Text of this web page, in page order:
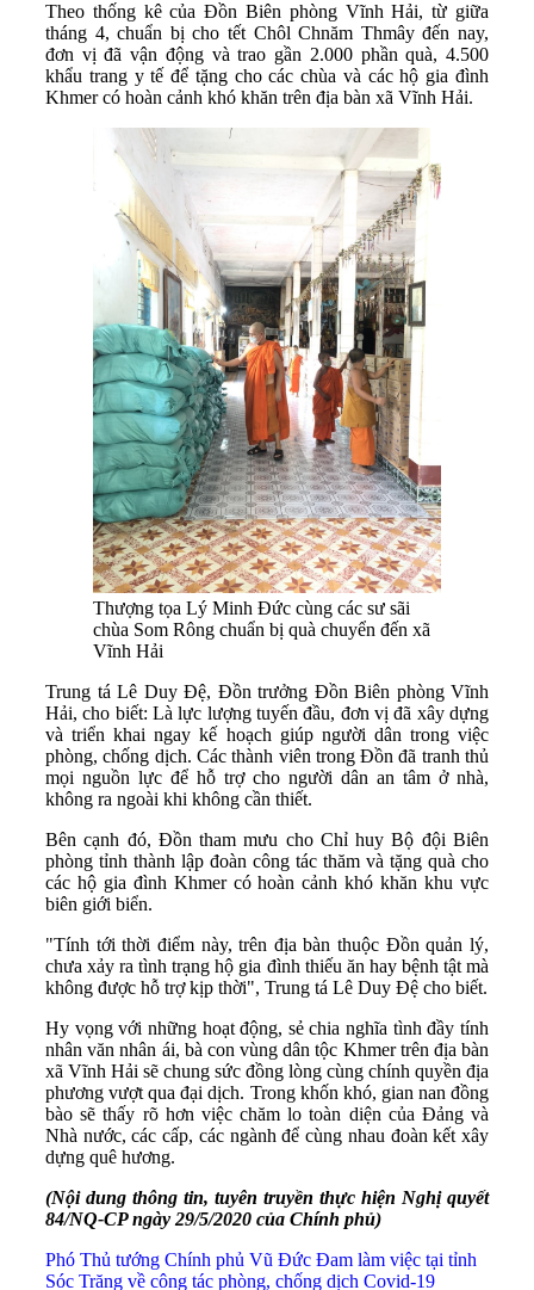
Theo thống kê của Đồn Biên phòng Vĩnh Hải, từ giữa
tháng 4, chuẩn bị cho tết Chôl Chnăm Thmây đến nay,
đơn vị đã vận động và trao gần 2.000 phần quà, 4.500
khẩu trang y tế để tặng cho các chùa và các hộ gia đình
Khmer có hoàn cảnh khó khăn trên địa bàn xã Vĩnh Hải.
Thượng tọa Lý Minh Đức cùng các sư sãi
chùa Som Rông chuẩn bị quà chuyển đến xã
Vĩnh Hải
Trung tá Lê Duy Đệ, Đồn trưởng Đồn Biên phòng Vĩnh
Hải, cho biết: Là lực lượng tuyến đầu, đơn vị đã xây dựng
và triển khai ngay kế hoạch giúp người dân trong việc
phòng, chống dịch. Các thành viên trong Đồn đã tranh thủ
mọi nguồn lực để hỗ trợ cho người dân an tâm ở nhà,
không ra ngoài khi không cần thiết.
Bên cạnh đó, Đồn tham mưu cho Chỉ huy Bộ đội Biên
phòng tỉnh thành lập đoàn công tác thăm và tặng quà cho
các hộ gia đình Khmer có hoàn cảnh khó khăn khu vực
biên giới biển.
"Tính tới thời điểm này, trên địa bàn thuộc Đồn quản lý,
chưa xảy ra tình trạng hộ gia đình thiếu ăn hay bệnh tật mà
không được hỗ trợ kịp thời", Trung tá Lê Duy Đệ cho biết.
Hy vọng với những hoạt động, sẻ chia nghĩa tình đầy tính
nhân văn nhân ái, bà con vùng dân tộc Khmer trên địa bàn
xã Vĩnh Hải sẽ chung sức đồng lòng cùng chính quyền địa
phương vượt qua đại dịch. Trong khốn khó, gian nan đồng
bào sẽ thấy rõ hơn việc chăm lo toàn diện của Đảng và
Nhà nước, các cấp, các ngành để cùng nhau đoàn kết xây
dựng quê hương.
(Nội dung thông tin, tuyên truyền thực hiện Nghị quyết
84/NQ-CP ngày 29/5/2020 của Chính phủ)
Phó Thủ tướng Chính phủ Vũ Đức Đam làm việc tại tỉnh
Sóc Trăng về công tác phòng, chống dịch Covid-19